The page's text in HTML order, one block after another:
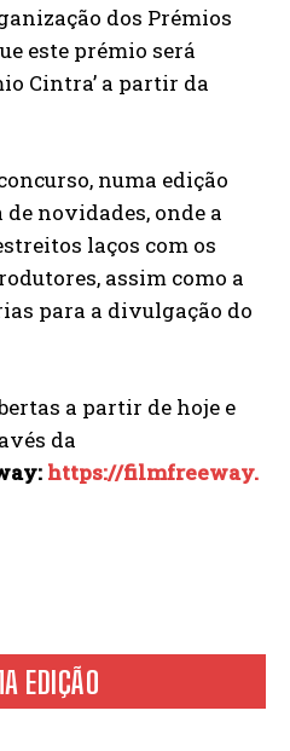
EDIÇÃO
dos Prémios
este prémio será
Cintra’ a partir da
numa edição
novidades, onde a
laços com os
assim como a
para a divulgação do
a partir de hoje e
da
https://filmfreeway.